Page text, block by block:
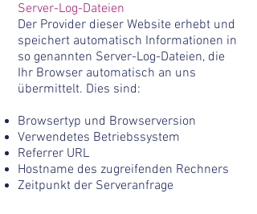
Server-Log-Dateien
Der Provider dieser Website erhebt und
speichert automatisch Informationen in
so genannten Server-Log-Dateien, die
Ihr Browser automatisch an uns
übermittelt. Dies sind:
Browsertyp und Browserversion
Verwendetes Betriebssystem
Referrer URL
Hostname des zugreifenden Rechners
Zeitpunkt der Serveranfrage